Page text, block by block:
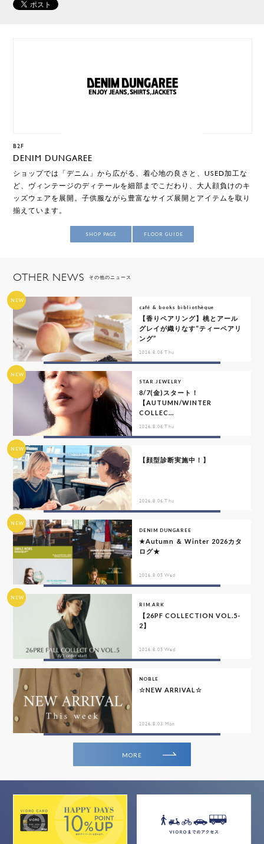
B2F
DENIM DUNGAREE
ショップでは「デニム」から広がる、着心地の良さと、USED加工な
ど、ヴィンテージのディテールを細部までこだわり、大人顔負けのキ
ッズウェアを展開。子供服ながら豊富なサイズ展開とアイテムを取り
揃えています。
SHOP PAGE FLOOR GUIDE
OTHER NEWS その他のニュース
NEW
café & books bibliothèque
【香りペアリング】桃とアール
グレイが織りなす“ティーペアリ
ング”
2026.8.06 Thu
NEW
STAR JEWELRY
8/7(金)スタート！
【AUTUMN/WINTER
COLLEC...
2026.8.06 Thu
NEW
【顔型診断実施中！】
2026.8.06 Thu
NEW
DENIM DUNGAREE
★Autumn ＆ Winter 2026カタ
ログ★
2026.8.05 Wed
NEW
RIM.ARK
【26PF COLLECTION VOL.5-
2】
2026.8.05 Wed
NOBLE
☆NEW ARRIVAL☆
2026.8.03 Mon
MORE